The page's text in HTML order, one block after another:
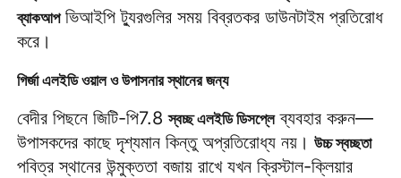
ব্যাকআপ ভিআইপি ট্যুরগুলির সময় বিব্রতকর ডাউনটাইম প্রতিরোধ
করে।
গির্জা এলইডি ওয়াল ও উপাসনার স্থানের জন্য
বেদীর পিছনে জিটি-পি7.8 স্বচ্ছ এলইডি ডিসপ্লে ব্যবহার করুন—
উপাসকদের কাছে দৃশ্যমান কিন্তু অপ্রতিরোধ্য নয়। উচ্চ স্বচ্ছতা
পবিত্র স্থানের উন্মুক্ততা বজায় রাখে যখন ক্রিস্টাল-ক্লিয়ার